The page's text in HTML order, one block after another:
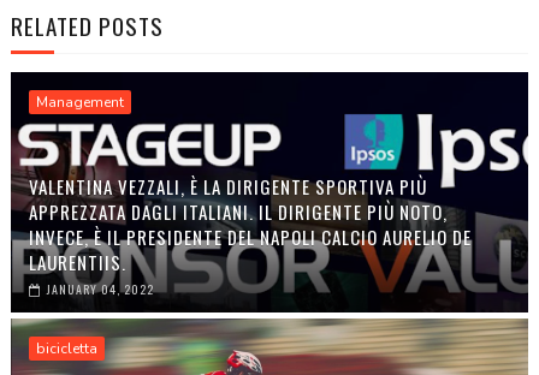
RELATED POSTS
Management
VALENTINA VEZZALI, È LA DIRIGENTE SPORTIVA PIÙ
APPREZZATA DAGLI ITALIANI. IL DIRIGENTE PIÙ NOTO,
INVECE, È IL PRESIDENTE DEL NAPOLI CALCIO AURELIO DE
LAURENTIIS.
JANUARY 04, 2022
bicicletta